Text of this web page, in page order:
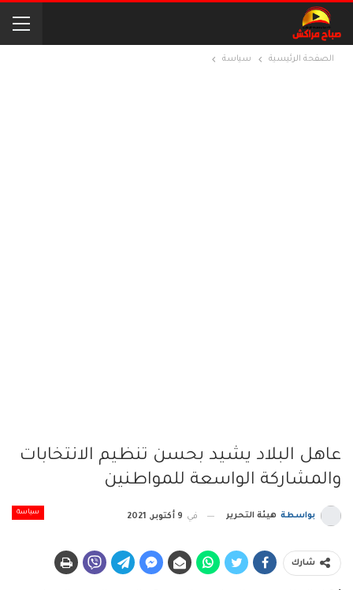
الصفحة الرئيسية سياسة
عاهل البلاد يشيد بحسن تنظيم الانتخابات
والمشاركة الواسعة للمواطنين
سياسة بواسطة هيئة التحرير في 9 أكتوبر, 2021
شارك